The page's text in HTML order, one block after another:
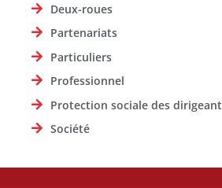
Deux-roues
Partenariats
Particuliers
Professionnel
Protection sociale des
Société